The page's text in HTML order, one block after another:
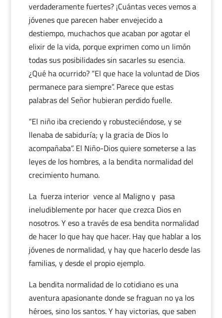
verdaderamente fuertes? ¡Cuántas veces vemos a
jóvenes que parecen haber envejecido a
destiempo, muchachos que acaban por agotar el
elixir de la vida, porque exprimen como un limón
todas sus posibilidades sin sacarles su esencia.
¿Qué ha ocurrido? “El que hace la voluntad de Dios
permanece para siempre”. Parece que estas
palabras del Señor hubieran perdido fuelle.
“El niño iba creciendo y robusteciéndose, y se
llenaba de sabiduría; y la gracia de Dios lo
acompañaba”. El Niño-Dios quiere someterse a las
leyes de los hombres, a la bendita normalidad del
crecimiento humano.
La fuerza interior vence al Maligno y pasa
ineludiblemente por hacer que crezca Dios en
nosotros. Y eso a través de esa bendita normalidad
de hacer lo que hay que hacer. Hay que hablar a los
jóvenes de normalidad, y hay que hacerlo desde las
familias, y desde el propio ejemplo.
La bendita normalidad de lo cotidiano es una
aventura apasionante donde se fraguan no ya los
héroes, sino los santos. Y hay victorias, que saben